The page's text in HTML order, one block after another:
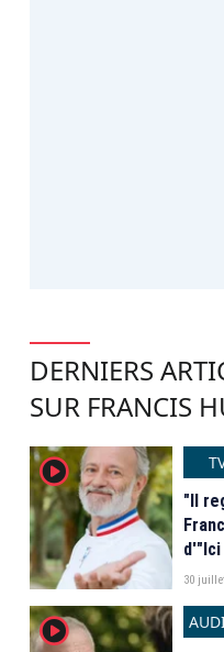
DERNIERS
SUR FRANCIS
player2
"Il
30
player2